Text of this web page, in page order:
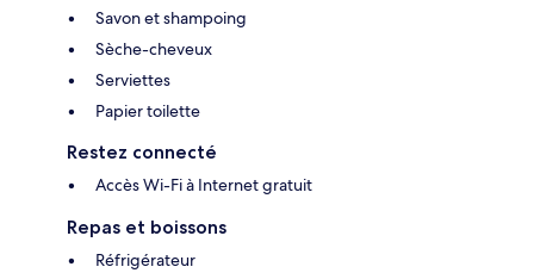
Savon et shampoing
Sèche-cheveux
Serviettes
Papier toilette
Restez connecté
Accès Wi-Fi à Internet gratuit
Repas et boissons
Réfrigérateur